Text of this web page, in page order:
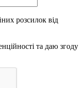
розсилок від
та даю згоду